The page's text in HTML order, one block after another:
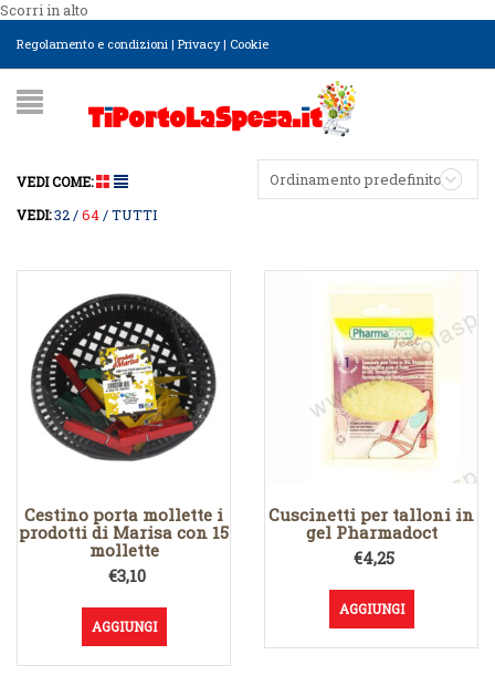
Scorri in alto
Regolamento e condizioni | Privacy| Cookie
Ordinamento predefinito
VEDI COME:
VEDI:32 64 TUTTI
Cestino porta mollette i
prodotti di Marisa con 15
mollette
€3,10
AGGIUNGI
Cuscinetti per talloni in
gel Pharmadoct
€4,25
AGGIUNGI